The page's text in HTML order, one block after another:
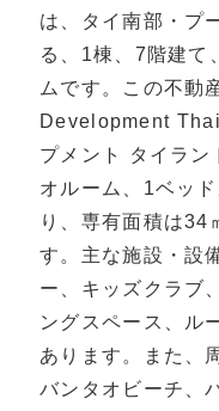
は、タイ南部・プ
る、1棟、7階建て
ムです。この不動
Development
プメント タイラン
オルーム、1ベッ
り、専有面積は34
す。主な施設・設
ー、キッズクラブ
ングスペース、ル
あります。また、
バンタオビーチ、